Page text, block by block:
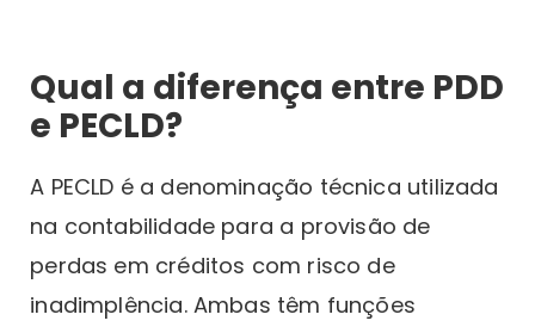
Qual a diferença entre PDD
e PECLD?
A PECLD é a denominação técnica utilizada
na contabilidade para a provisão de
perdas em créditos com risco de
inadimplência. Ambas têm funções